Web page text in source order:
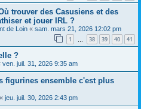
trouver des Casusiens et des
et jouer IRL ?
de Loin « sam. mars 21, 2026 12:02 pm
1 38 39 40 41
?
ven. juil. 31, 2026 9:35 am
figurines ensemble c'est plus
« jeu. juil. 30, 2026 2:43 pm